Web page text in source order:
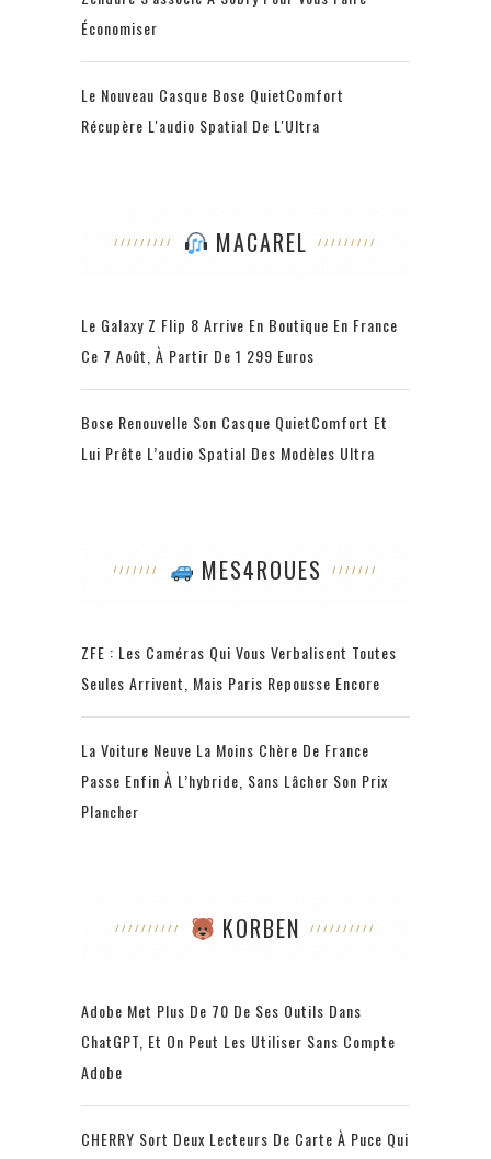
Économiser
Le Nouveau Casque Bose QuietComfort
Récupère L'audio Spatial De L'Ultra
MACAREL
Le Galaxy Z Flip 8 Arrive En Boutique En France
Ce 7 Août, À Partir De 1 299 Euros
Bose Renouvelle Son Casque QuietComfort Et
Lui Prête L’audio Spatial Des Modèles Ultra
MES4ROUES
ZFE : Les Caméras Qui Vous Verbalisent Toutes
Seules Arrivent, Mais Paris Repousse Encore
La Voiture Neuve La Moins Chère De France
Passe Enfin À L’hybride, Sans Lâcher Son Prix
Plancher
KORBEN
Adobe Met Plus De 70 De Ses Outils Dans
ChatGPT, Et On Peut Les Utiliser Sans Compte
Adobe
CHERRY Sort Deux Lecteurs De Carte À Puce Qui